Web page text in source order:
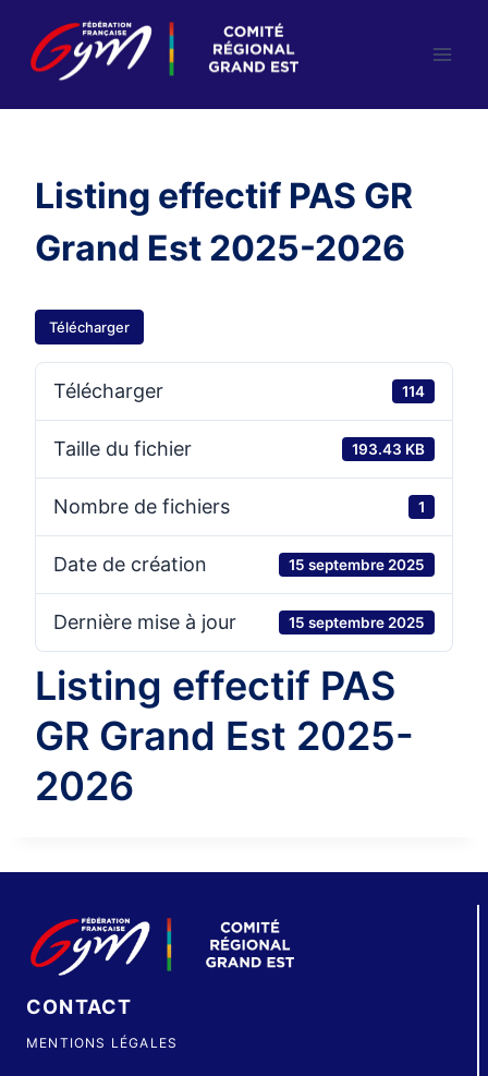
contenu
Listing effectif PAS GR
Grand Est 2025-2026
Télécharger
Télécharger 114
Taille du fichier 193.43 KB
Nombre de fichiers 1
Date de création 15 septembre 2025
Dernière mise à jour 15 septembre 2025
Listing effectif PAS
GR Grand Est 2025-
2026
CONTACT
MENTIONS LÉGALES